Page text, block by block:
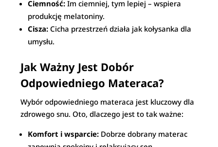
Ciemność: Im ciemniej, tym lepiej – wspiera
produkcję melatoniny.
Cisza: Cicha przestrzeń działa jak kołysanka dla
umysłu.
Jak Ważny Jest Dobór
Odpowiedniego Materaca?
Wybór odpowiedniego materaca jest kluczowy dla
zdrowego snu. Oto, dlaczego jest to tak ważne:
Komfort i wsparcie: Dobrze dobrany materac